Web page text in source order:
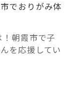
ノベ事例
でおりがみ体
朝霞市で子
を応援してい